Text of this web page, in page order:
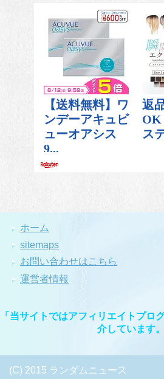
ホーム
sitemaps
お問い合わせはこちら
運営者情報
「当サイトではアフィリエイトプロ
介しています。
(C) 2015 ランダムニュース